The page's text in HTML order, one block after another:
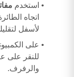
استخدم
اتجاه
لأسفل
على
للنقر على
والرفرف.